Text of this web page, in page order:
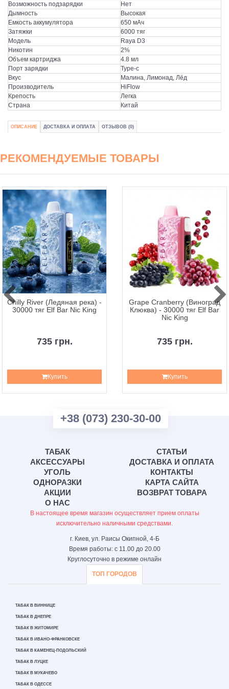
Возможность подзарядки
Нет
Дымность
Высокая
Емкость аккумулятора
650 мАч
Затяжки
6000 тяг
Модель
Raya D3
Никотин
2%
Объем картриджа
4.8 мл
Порт зарядки
Type-c
Вкус
Малина, Лимонад, Лёд
Производитель
HiFlow
Крепость
Легка
Страна
Китай
ОПИСАНИЕ ДОСТАВКА И ОПЛАТА ОТЗЫВОВ (0)
РЕКОМЕНДУЕМЫЕ ТОВАРЫ
Chilly River (Ледяная река) -
30000 тяг Elf Bar Nic King
735 грн.
Купить
Grape Cranberry (Виноград
Клюква) - 30000 тяг Elf Bar
Nic King
735 грн.
Купить
+38 (073) 230-30-00
ТАБАК
АКСЕССУАРЫ
УГОЛЬ
ОДНОРАЗКИ
АКЦИИ
О НАС
СТАТЬИ
ДОСТАВКА И ОПЛАТА
КОНТАКТЫ
КАРТА САЙТА
ВОЗВРАТ ТОВАРА
В настоящее время магазин осуществляет прием оплаты
исключительно наличными средствами.
г. Киев, ул. Раисы Окипной, 4-Б
Время работы: с 11.00 до 20.00
Круглосуточно в режиме онлайн
ТОП ГОРОДОВ
ТАБАК В ВИННИЦЕ
ТАБАК В ДНЕПРЕ
ТАБАК В ЖИТОМИРЕ
ТАБАК В ИВАНО-ФРАНКОВСКЕ
ТАБАК В КАМЕНЕЦ-ПОДОЛЬСКИЙ
ТАБАК В ЛУЦКЕ
ТАБАК В МУКАЧЕВО
ТАБАК В ОДЕССЕ